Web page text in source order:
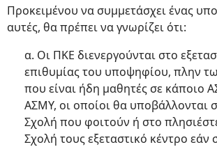
Προκειμένου να συμμετάσχει ένας
αυτές, θα πρέπει να γνωρίζει ότι:
α. Οι ΠΚΕ διενεργούνται στο
επιθυμίας του υποψηφίου, πλην
που είναι ήδη μαθητές σε κάποιο
ΑΣΜΥ, οι οποίοι θα υποβάλλονται
Σχολή που φοιτούν ή στο
Σχολή τους εξεταστικό κέντρο εάν